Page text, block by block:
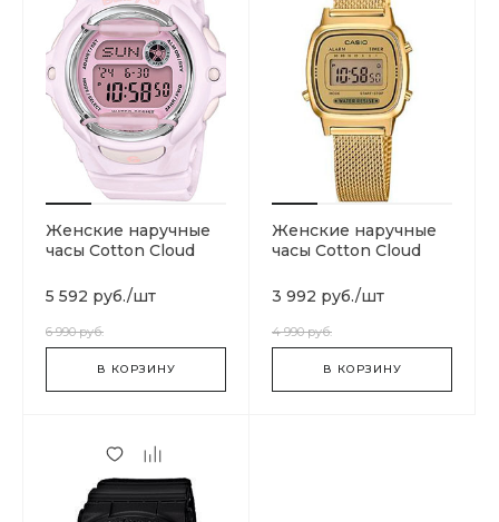
Женские наручные
часы Cotton Cloud
169M-4ER
5 592 руб./шт
6 990 руб.
В КОРЗИНУ
Женские наручные
часы Cotton Cloud
LA670WEMY-9E
3 992 руб./шт
4 990 руб.
В КОРЗИНУ